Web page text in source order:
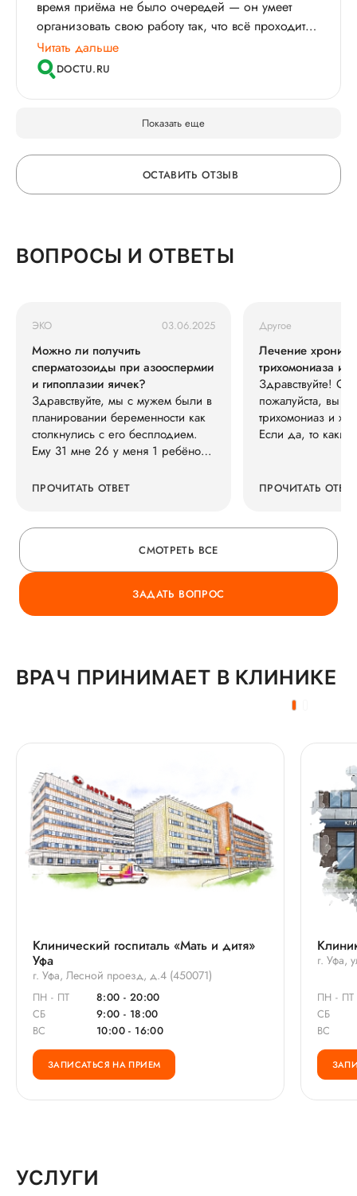
время приёма не было очередей — он умеет
организовать свою работу так, что всё проходит
быстро и без стресса. Кроме того, у него
отличное чувство юмора, что сразу же
располагает к себе и создаёт комфортную
атмосферу. В общем, я остался очень доволен
Читать дальше
DOCTU.RU
Показать еще
ОСТАВИТЬ ОТЗЫВ
ВОПРОСЫ И ОТВЕТЫ
ЭКО 03.06.2025
Можно ли получить
сперматозоиды при азооспермии
и гипоплазии яичек?
Здравствуйте, мы с мужем были в
планировании беременности как
столкнулись с его бесплодием.
Ему 31 мне 26 у меня 1 ребёнок,
азооспермия . Узи гипоплазия.
норма 0.95-11 ) лг 27 ( норма 0.5-
12 ) тестестерон 7 ( норма 8.9 -
42 ) пролактин 460 ( норма 43-
357) . Есть ли малейшие шансы в
результативности микро тесе
ПРОЧИТАТЬ ОТВЕТ
Другое
Лечение
трихомониаза и
Здравствуйте!
пожалуйста, вы
трихомониаз и
Если да, то
дозолов?
ПРОЧИТАТЬ ОТВЕТ
СМОТРЕТЬ ВСЕ
ЗАДАТЬ ВОПРОС
ВРАЧ ПРИНИМАЕТ В КЛИНИКЕ
Клинический госпиталь «Мать и дитя»
Уфа
г. Уфа, Лесной проезд, д.4 (450071)
ПН - ПТ
8:00 - 20:00
СБ
9:00 - 18:00
ВС
10:00 - 16:00
ЗАПИСАТЬСЯ НА ПРИЕМ
г. Уфа,
ПН - ПТ
СБ
ВС
УСЛУГИ